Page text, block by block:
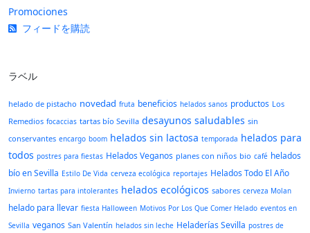
Promociones
フィードを購読
ラベル
helado de pistacho novedad fruta beneficios helados sanos productos Los
Remedios focaccias tartas bío Sevilla desayunos saludables sin
conservantes encargo boom helados sin lactosa temporada helados para
todos postres para fiestas Helados Veganos planes con niños bio café helados
bío en Sevilla Estilo De Vida cerveza ecológica reportajes Helados Todo El Año
Invierno tartas para intolerantes helados ecológicos sabores cerveza Molan
helado para llevar fiesta Halloween Motivos Por Los Que Comer Helado eventos en
Sevilla veganos San Valentín helados sin leche Heladerías Sevilla postres de